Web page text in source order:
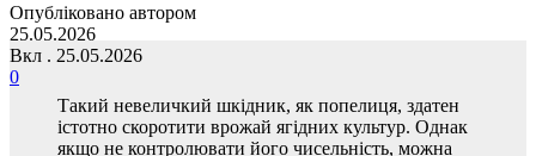
Опубліковано автором
25.05.2026
Вкл . 25.05.2026
0
Такий невеличкий шкідник, як попелиця, здатен
істотно скоротити врожай ягідних культур. Однак
якщо не контролювати його чисельність, можна